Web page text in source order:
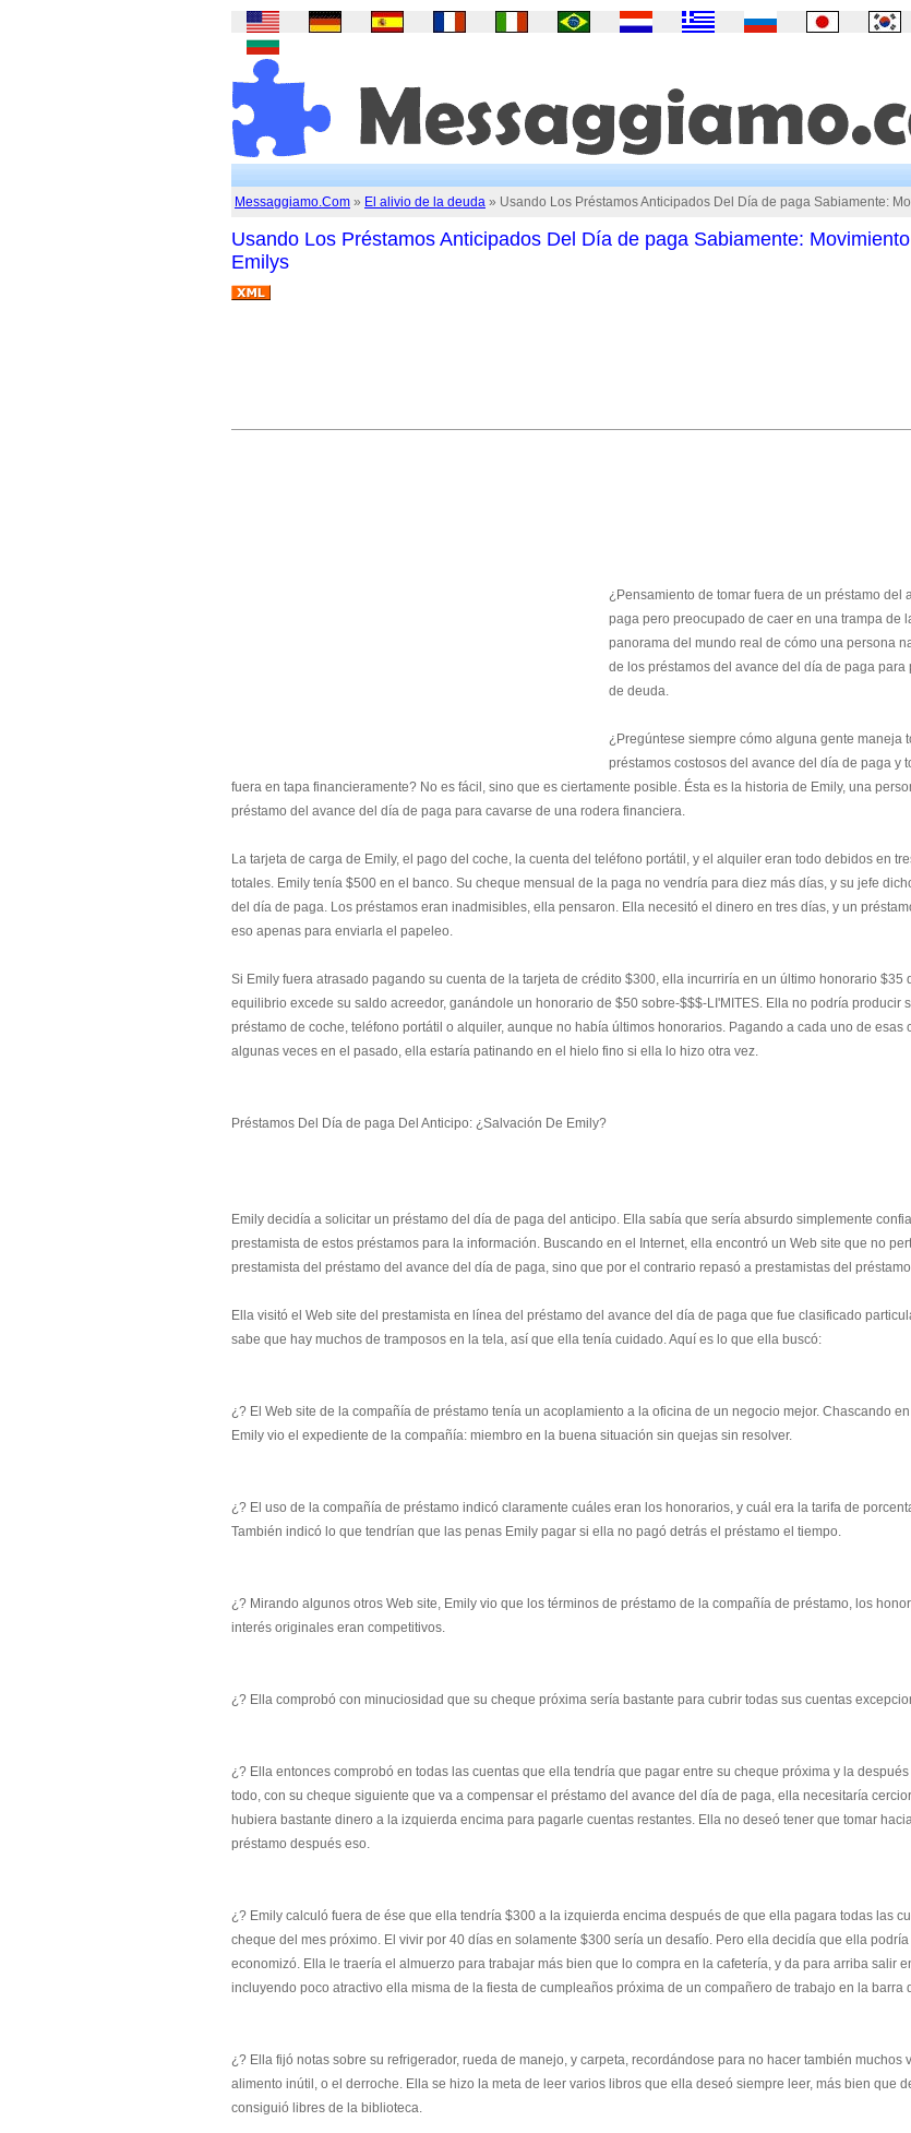
Messaggiamo.Com » El alivio de la deuda » Usando Los Préstamos Anticipados Del Día de paga Sabiamente:
Usando Los Préstamos Anticipados Del Día de paga Sabiamente:
Emilys
¿Pensamiento de tomar fuera de un préstamo del
paga pero preocupado de caer en una trampa de
panorama del mundo real de cómo una persona
de los préstamos del avance del día de paga para
de deuda.
¿Pregúntese siempre cómo alguna gente maneja
préstamos costosos del avance del día de paga y
fuera en tapa financieramente? No es fácil, sino que es ciertamente posible. Ésta es la historia de Emily, una
préstamo del avance del día de paga para cavarse de una rodera financiera.
La tarjeta de carga de Emily, el pago del coche, la cuenta del teléfono portátil, y el alquiler eran todo debidos en
totales. Emily tenía $500 en el banco. Su cheque mensual de la paga no vendría para diez más días, y su jefe
del día de paga. Los préstamos eran inadmisibles, ella pensaron. Ella necesitó el dinero en tres días, y un
eso apenas para enviarla el papeleo.
Si Emily fuera atrasado pagando su cuenta de la tarjeta de crédito $300, ella incurriría en un último honorario $35
equilibrio excede su saldo acreedor, ganándole un honorario de $50 sobre-$$$-LI'MITES. Ella no podría producir
préstamo de coche, teléfono portátil o alquiler, aunque no había últimos honorarios. Pagando a cada uno de esas
algunas veces en el pasado, ella estaría patinando en el hielo fino si ella lo hizo otra vez.
Préstamos Del Día de paga Del Anticipo: ¿Salvación De Emily?
Emily decidía a solicitar un préstamo del día de paga del anticipo. Ella sabía que sería absurdo simplemente
prestamista de estos préstamos para la información. Buscando en el Internet, ella encontró un Web site que no
prestamista del préstamo del avance del día de paga, sino que por el contrario repasó a prestamistas del
Ella visitó el Web site del prestamista en línea del préstamo del avance del día de paga que fue clasificado
sabe que hay muchos de tramposos en la tela, así que ella tenía cuidado. Aquí es lo que ella buscó:
¿? El Web site de la compañía de préstamo tenía un acoplamiento a la oficina de un negocio mejor. Chascando
Emily vio el expediente de la compañía: miembro en la buena situación sin quejas sin resolver.
¿? El uso de la compañía de préstamo indicó claramente cuáles eran los honorarios, y cuál era la tarifa de
También indicó lo que tendrían que las penas Emily pagar si ella no pagó detrás el préstamo el tiempo.
¿? Mirando algunos otros Web site, Emily vio que los términos de préstamo de la compañía de préstamo, los
interés originales eran competitivos.
¿? Ella comprobó con minuciosidad que su cheque próxima sería bastante para cubrir todas sus cuentas
¿? Ella entonces comprobó en todas las cuentas que ella tendría que pagar entre su cheque próxima y la
todo, con su cheque siguiente que va a compensar el préstamo del avance del día de paga, ella necesitaría
hubiera bastante dinero a la izquierda encima para pagarle cuentas restantes. Ella no deseó tener que tomar
préstamo después eso.
¿? Emily calculó fuera de ése que ella tendría $300 a la izquierda encima después de que ella pagara todas las
cheque del mes próximo. El vivir por 40 días en solamente $300 sería un desafío. Pero ella decidía que ella
economizó. Ella le traería el almuerzo para trabajar más bien que lo compra en la cafetería, y da para arriba salir
incluyendo poco atractivo ella misma de la fiesta de cumpleaños próxima de un compañero de trabajo en la barra
¿? Ella fijó notas sobre su refrigerador, rueda de manejo, y carpeta, recordándose para no hacer también muchos
alimento inútil, o el derroche. Ella se hizo la meta de leer varios libros que ella deseó siempre leer, más bien que
consiguió libres de la biblioteca.